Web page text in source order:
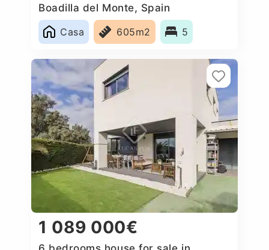
Boadilla del Monte, Spain
Casa
605m2 5
1 089 000€